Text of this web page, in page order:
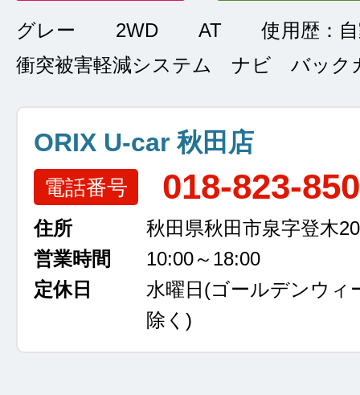
グレー 2WD AT
使用歴：
衝突被害軽減システム ナビ バック
ORIX U-car 秋田店
電話番号 018-823-
住所
秋田県秋田市泉字登木
営業時間
10:00～18:00
定休日
水曜日 (ゴールデンウィ
除く)